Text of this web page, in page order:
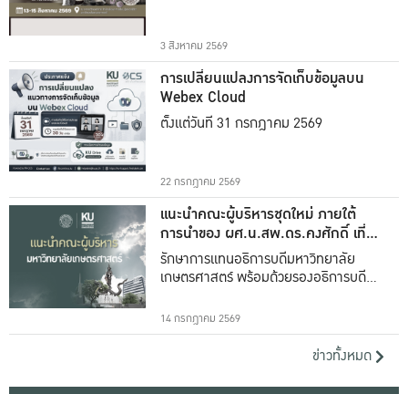
3 สิงหาคม 2569
การเปลี่ยนแปลงการจัดเก็บข้อมูลบน
Webex Cloud
ตั้งแต่วันที่ 31 กรกฎาคม 2569
22 กรกฎาคม 2569
แนะนำคณะผู้บริหารชุดใหม่ ภายใต้
การนำของ ผศ.น.สพ.ดร.คงศักดิ์ เที่ยง
ธรรม
รักษาการแทนอธิการบดีมหาวิทยาลัย
เกษตรศาสตร์ พร้อมด้วยรองอธิการบดีทั้ง
14 กรกฎาคม 2569
ข่าวทั้งหมด